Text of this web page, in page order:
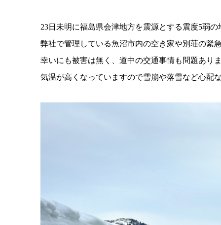
23日未明に福島県会津地方を震源とする震度5弱
弊社で管理している魚沼市内の空き家や別荘の緊
幸いにも被害は無く、道中の交通事情も問題あり
気温が高くなっていますので雪崩や落雪など心配